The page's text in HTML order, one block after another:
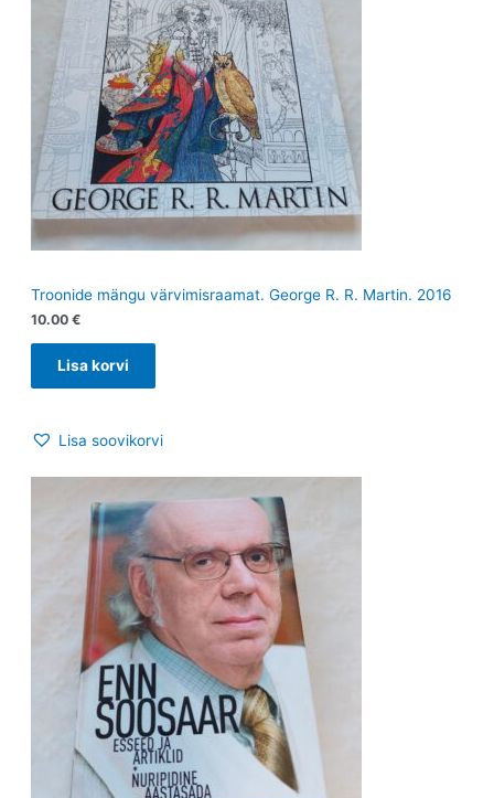
Troonide mängu värvimisraamat. George R. R. Martin. 2016
10.00 €
Lisa korvi
Lisa soovikorvi